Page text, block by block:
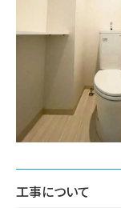
工事について